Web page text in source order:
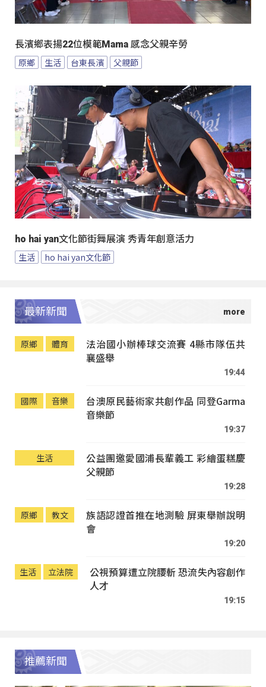
長濱鄉表揚22位模範Mama 感念父親辛勞
原鄉 生活 台東長濱 父親節
ho hai yan文化節街舞展演 秀青年創意活力
生活 ho hai yan文化節
最新新聞
原鄉 體育
法治國小辦棒球交流賽 4縣市隊伍共
襄盛舉
19:44
國際 音樂
台澳原民藝術家共創作品 同登Garma
音樂節
19:37
生活
公益團邀愛國浦長輩義工 彩繪蛋糕慶
父親節
19:28
原鄉 教文
族語認證首推在地測驗 屏東舉辦說明
會
19:20
生活 立法院
公視預算遭立院腰斬 恐流失內容創作
人才
19:15
推薦新聞